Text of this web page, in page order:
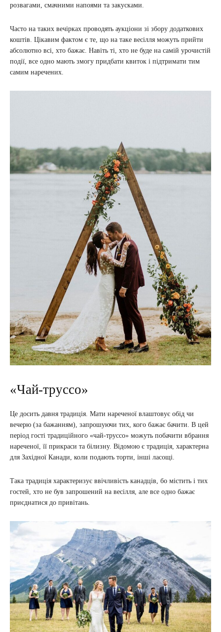
розвагами, смачними напоями та закусками.
Часто на таких вечірках проводять аукціони зі збору додаткових
коштів. Цікавим фактом є те, що на таке весілля можуть прийти
абсолютно всі, хто бажає. Навіть ті, хто не буде на самій урочистій
події, все одно мають змогу придбати квиток і підтримати тим
самим наречених.
«Чай-труссо»
Це досить давня традиція. Мати нареченої влаштовує обід чи
вечерю (за бажанням), запрошуючи тих, кого бажає бачити. В цей
період гості традиційного «чай-труссо» можуть побачити вбрання
нареченої, її прикраси та білизну. Відомою є традиція, характерна
для Західної Канади, коли подають торти, інші ласощі.
Така традиція характеризує ввічливість канадців, бо містить і тих
гостей, хто не був запрошений на весілля, але все одно бажає
приєднатися до привітань.